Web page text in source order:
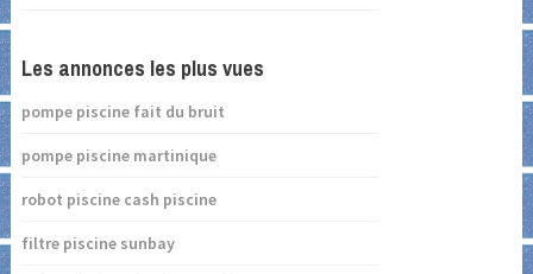
Les annonces les plus vues
pompe piscine fait du bruit
pompe piscine martinique
robot piscine cash piscine
filtre piscine sunbay